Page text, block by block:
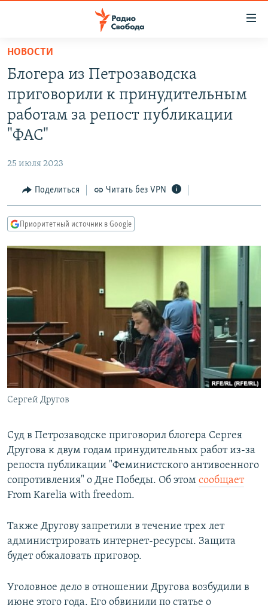
упрощенного
доступа
основному
содержанию
навигации
Вернутся
ПОДКАСТЫ
АВТОРСКИЕ ПРОЕКТЫ
ЦИТАТЫ СВОБОДЫ
IDEL.РЕАЛИИ
КАВКАЗ.РЕАЛИИ
СИБИРЬ.РЕАЛИИ
ПОДПИШИТЕСЬ НА РАССЫЛКУ
СОЦИАЛЬНЫЕ СЕТИ
НОВОСТИ
Блогера из Петрозаводска
приговорили к принудительным
работам за репост публикации
"ФАС"
25 июля 2023
Поделиться Читать без VPN
Приоритетный источник в Google
Сергей Другов
Суд в Петрозаводске приговорил блогера Сергея
Другова к двум годам принудительных работ из-за
репоста публикации "Феминистского антивоенного
сопротивления" о Дне Победы. Об этом сообщает
From Karelia with freedom.
Также Другову запретили в течение трех лет
администрировать интернет-ресурсы. Защита
будет обжаловать приговор.
Уголовное дело в отношении Другова возбудили в
июне этого года. Его обвинили по статье о